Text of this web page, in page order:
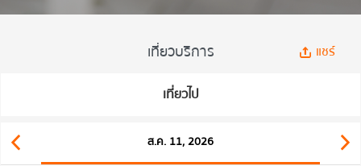
เที่ยวบริการ แชร์
เที่ยวไป
ส.ค. 11, 2026